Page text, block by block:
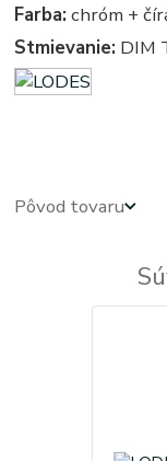
Farba: chróm +
Stmievanie: DIM
Pôvod tovaru